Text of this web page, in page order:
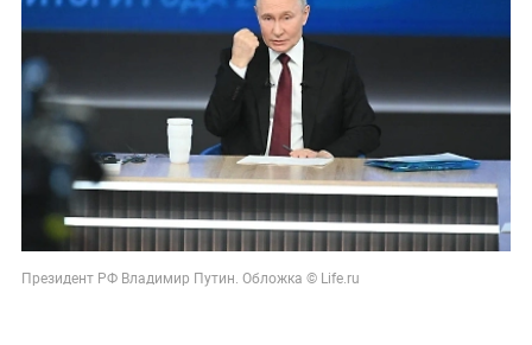
Президент РФ Владимир Путин. Обложка © Life.ru